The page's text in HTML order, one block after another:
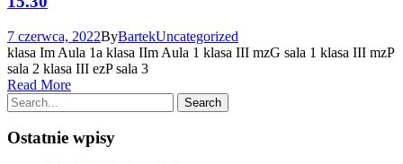
7 czerwca, 2022ByBartekUncategorized
klasa Im Aula 1a klasa IIm Aula 1 klasa III mzG sala 1 klasa III mzP
sala 2 klasa III ezP sala 3
Read More
Ostatnie wpisy